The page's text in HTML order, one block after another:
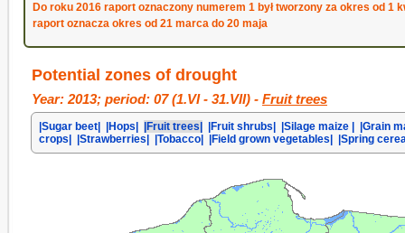
Do roku 2016 raport oznaczony numerem 1 był tworzony za okres od
raport oznacza okres od 21 marca do 20 maja
Potential zones of drought
Year: 2013; period: 07 (1.VI - 31.VII) - Fruit trees
|Sugar beet| |Hops| |Fruit trees| |Fruit shrubs| |Silage maize |
|Grain
crops|
|Strawberries| |Tobacco| |Field grown vegetables| |Spring